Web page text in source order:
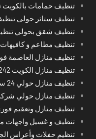
تنظيف حمامات
تنظيف ستائر حولي
تنظيف شقق بحولي
تنظيف مطاعم و
تنظيف منازل العاصمة
تنظيف منازل الكويت 55549242
تنظيف منازل حولي 24 ساعة خدمة تنظيف المساجد في حولي
تنظيف منازل حولي
تنظيف منازل وتعقيم
تنظيف و غسيل واجهات
تنظيم حفلات وأعراس